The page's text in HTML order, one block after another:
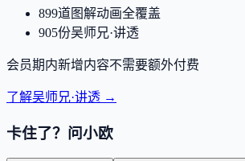
899道图解动画全覆盖
905份吴师兄·讲透
会员期内新增内容不需要额外付费
了解吴师兄·讲透 →
卡住了？问小欧